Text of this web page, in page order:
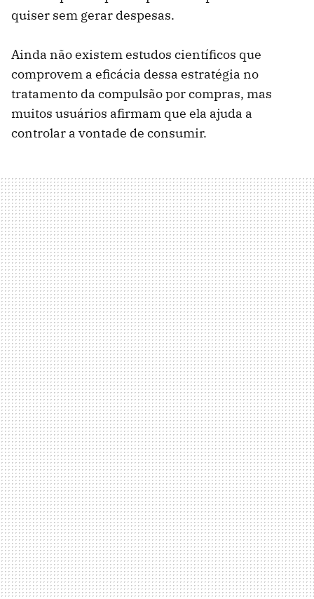
quiser sem gerar despesas.
Ainda não existem estudos científicos que
comprovem a eficácia dessa estratégia no
tratamento da compulsão por compras, mas
muitos usuários afirmam que ela ajuda a
controlar a vontade de consumir.